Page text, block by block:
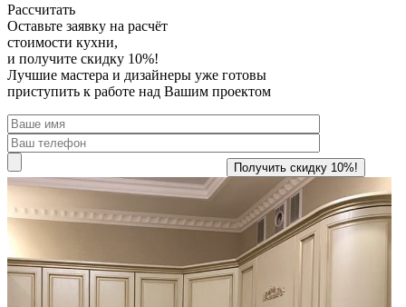
Рассчитать
Оставьте заявку на расчёт
стоимости кухни,
и получите скидку 10%!
Лучшие мастера и дизайнеры уже готовы
приступить к работе над Вашим проектом